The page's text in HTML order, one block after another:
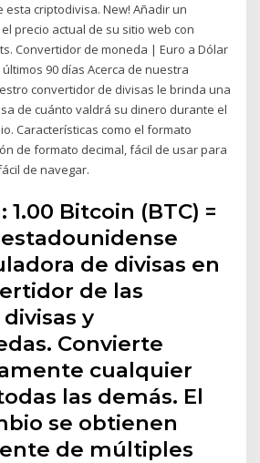
criptodivisa. New! Añadir un
precio actual de su sitio web con
Convertidor de moneda | Euro a Dólar
90 días Acerca de nuestra
convertidor de divisas le brinda una
de cuánto valdrá su dinero durante el
Características como el formato
de formato decimal, fácil de usar para
de navegar.
1.00 Bitcoin (BTC) =
de divisas en
de las
y
Convierte
cualquier
las demás. El
se obtienen
de múltiples